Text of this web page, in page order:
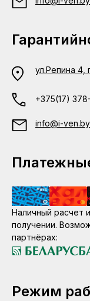
ул.Репина
+375(17)
info@i-ven.by
Наличный расчет
получении.
партнёрах:
Режим